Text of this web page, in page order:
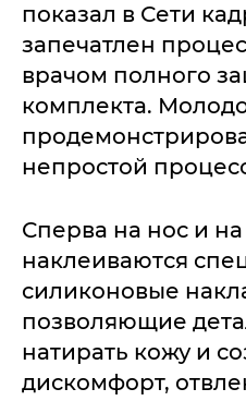
показал в Сети
запечатлен
врачом полного
комплекта.
непростой
Сперва на нос и
наклеиваются
силиконовые
позволяющие
натирать кожу и
дискомфорт,